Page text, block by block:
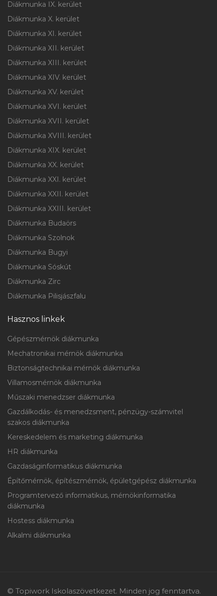
Diákmunka IX. kerület
Diákmunka X. kerület
Diákmunka XI. kerület
Diákmunka XII. kerület
Diákmunka XIII. kerület
Diákmunka XIV. kerület
Diákmunka XV. kerület
Diákmunka XVI. kerület
Diákmunka XVII. kerület
Diákmunka XVIII. kerület
Diákmunka XIX. kerület
Diákmunka XX. kerület
Diákmunka XXI. kerület
Diákmunka XXII. kerület
Diákmunka XXIII. kerület
Diákmunka Budaörs
Diákmunka Szolnok
Diákmunka Bugyi
Diákmunka Sóskút
Diákmunka Zirc
Diákmunka Pilisjászfalu
Hasznos linkek
Gépészmérnök diákmunka
Mechatronikai mérnök diákmunka
Biztonságtechnikai mérnök diákmunka
Villamosmérnök diákmunka
Műszaki menedzser diákmunka
Gazdálkodás- és menedzsment, pénzügy-számvitel
szakos diákmunka
Kereskedelem és marketing diákmunka
HR diákmunka
Gazdaságinformatikus diákmunka
Építőmérnök, építészmérnök, épületgépész diákmunka
Programtervező informatikus, mérnökinformatika
diákmunka
Hostess diákmunka
Alkalmi diákmunka
© Topiwork Iskolaszövetkezet. Minden jog fenntartva.